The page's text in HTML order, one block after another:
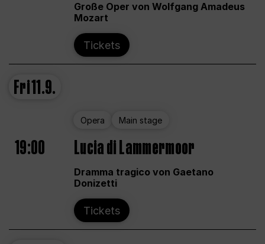
Große Oper von Wolfgang Amadeus
Mozart
Tickets
Fri11.9.
Opera Main stage
19:00 Lucia di Lammermoor
Dramma tragico von Gaetano
Donizetti
Tickets